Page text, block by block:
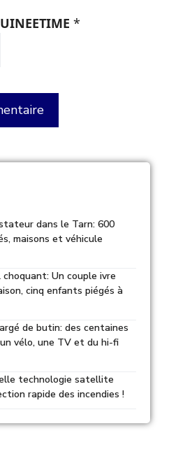
*
dans le Tarn: 600
maisons et véhicule
Un couple ivre
cinq enfants piégés à
de butin: des centaines
vélo, une TV et du hi-fi
technologie satellite
rapide des incendies !